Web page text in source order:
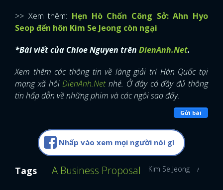
>> Xem thêm: Hẹn Hò Chốn Công Sở: Ahn Hyo
Seop đến hôn Kim Se Jeong còn ngại
*Bài viết của Chloe Nguyen trên DienAnh.Net.
Xem thêm các thông tin về làng giải trí Hàn Quốc tại
mạng xã hộiDienAnh.Netnhé. Ở đây có đầy đủ thông
tin hấp dẫn về những phim và các ngôi sao đấy.
Gửi bài
Nhấp vào xem mọi người nói gì
Tags A Business Proposal Kim Se Jeong Ahn